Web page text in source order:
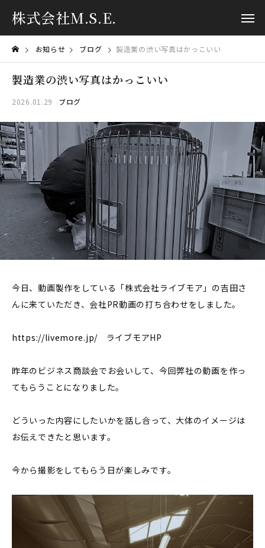
株式会社M.S.E.
お知らせ ブログ 製造業の渋い写真はかっこいい
製造業の渋い写真はかっこいい
2026.01.29 ブログ
今日、動画製作をしている「株式会社ライブモア」の吉田さ
んに来ていただき、会社PR動画の打ち合わせをしました。
https://livemore.jp/ ライブモアHP
昨年のビジネス商談会でお会いして、今回弊社の動画を作っ
てもらうことになりました。
どういった内容にしたいかを話し合って、大体のイメージは
お伝えできたと思います。
今から撮影をしてもらう日が楽しみです。